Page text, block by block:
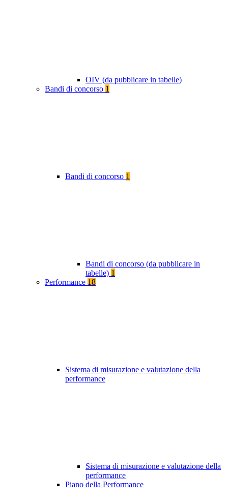
OIV (da pubblicare in tabelle)
Bandi di concorso 1
Bandi di concorso 1
Bandi di concorso (da pubblicare in
tabelle) 1
Performance 18
Sistema di misurazione e valutazione della
performance
Sistema di misurazione e valutazione della
performance
Piano della Performance